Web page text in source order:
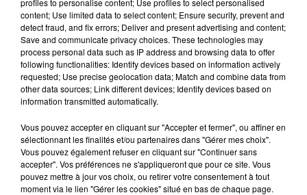
Coupe de France : les basketteurs chartrains
connaissent la...
Le C'CMBM affrontera un autre club de la région
Centre à l'occasion des 32es de finale de la Coupe de
France.
content; Use limited data to select content; Ensure security, prevent and
detect fraud, and fix errors; Deliver and present advertising and content;
Save and communicate privacy choices. These technologies may
process personal data such as IP address and browsing data to offer
following functionalities: Identify devices based on information actively
requested; Use precise geolocation data; Match and combine data from
other data sources; Link different devices; Identify devices based on
information transmitted automatically.
Vous pouvez accepter en cliquant sur "Accepter et fermer", ou affiner en
sélectionnant les finalités et/ou partenaires dans "Gérer mes choix".
Vous pouvez également refuser en cliquant sur "Continuer sans
accepter". Vos préférences ne s'appliqueront que pour ce site. Vous
pouvez mettre à jour vos choix, ou retirer votre consentement à tout
moment via le lien "Gérer les cookies" situé en bas de chaque page.